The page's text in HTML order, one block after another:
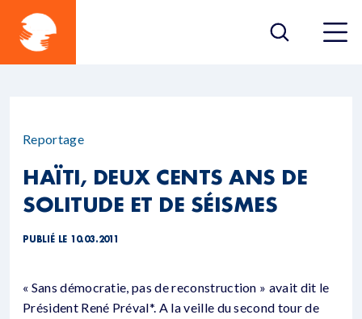
Reportage
HAÏTI, DEUX CENTS ANS DE
SOLITUDE ET DE SÉISMES
PUBLIÉ LE 10.03.2011
« Sans démocratie, pas de reconstruction » avait dit le
Président René Préval*. A la veille du second tour de